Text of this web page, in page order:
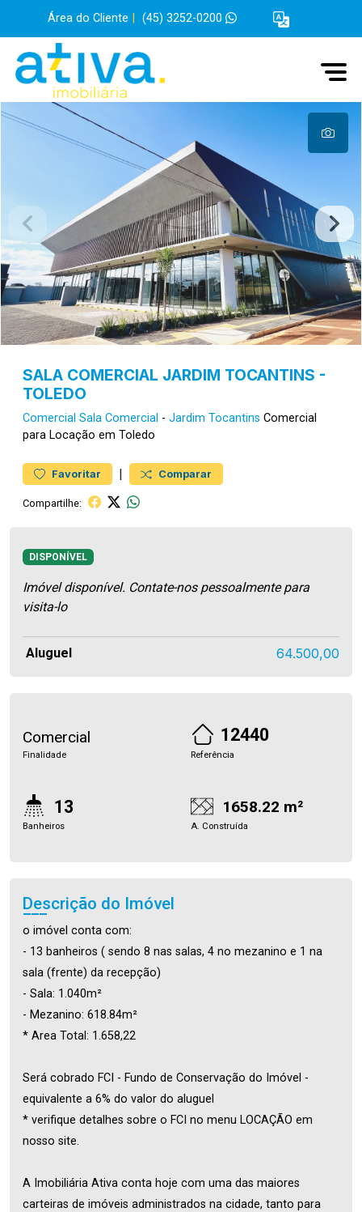
Área do Cliente (45) 3252-0200
SALA COMERCIAL JARDIM TOCANTINS -
TOLEDO
Comercial Sala Comercial - Jardim Tocantins Comercial
para Locação em Toledo
Favoritar | Comparar
Compartilhe:
DISPONÍVEL
Imóvel disponível. Contate-nos pessoalmente para
visita-lo
Aluguel 64.500,00
Comercial
Finalidade
12440
Referência
13
Banheiros
1658.22 m²
A. Construída
Descrição do Imóvel
o imóvel conta com:
- 13 banheiros ( sendo 8 nas salas, 4 no mezanino e 1 na
sala (frente) da recepção)
- Sala: 1.040m²
- Mezanino: 618.84m²
* Area Total: 1.658,22
Será cobrado FCI - Fundo de Conservação do Imóvel -
equivalente a 6% do valor do aluguel
* verifique detalhes sobre o FCI no menu LOCAÇÃO em
nosso site.
A Imobiliária Ativa conta hoje com uma das maiores
carteiras de imóveis administrados na cidade, tanto para